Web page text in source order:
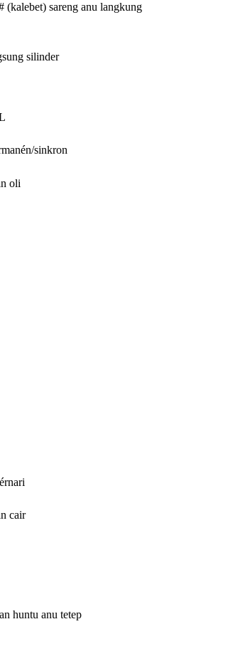
(kalebet) sareng anu langkung
silinder
sinkron
oli
cair
huntu anu tetep